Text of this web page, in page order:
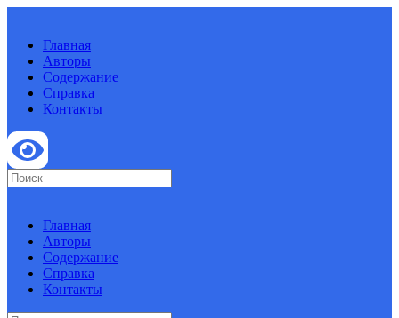
Главная
Авторы
Содержание
Справка
Контакты
Главная
Авторы
Содержание
Справка
Контакты